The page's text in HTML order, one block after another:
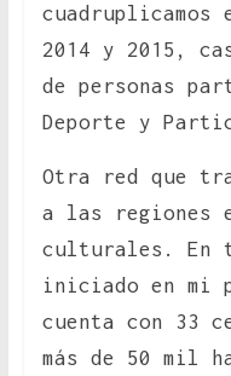
2014 y 2015,
de personas
Deporte y
Otra red que
a las regiones
culturales. En
iniciado en mi
cuenta con 33
más de 50 mil